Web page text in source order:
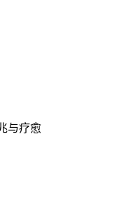
与疗愈